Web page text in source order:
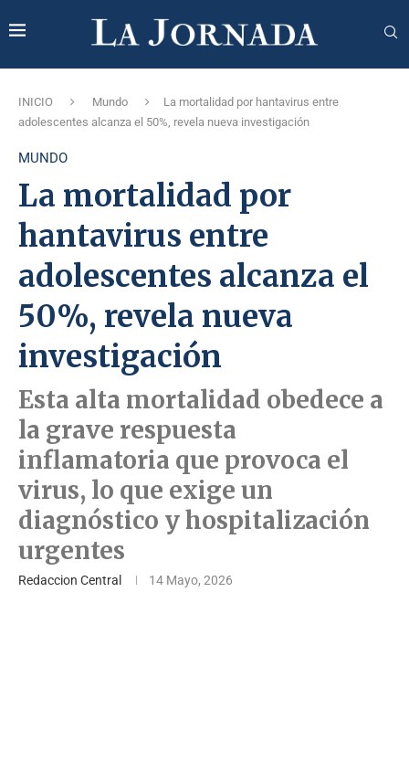
INICIO Mundo
La mortalidad por hantavirus entre
adolescentes alcanza el 50%, revela nueva investigación
MUNDO
La mortalidad por
hantavirus entre
adolescentes alcanza el
50%, revela nueva
investigación
Esta alta mortalidad obedece a
la grave respuesta
inflamatoria que provoca el
virus, lo que exige un
diagnóstico y hospitalización
urgentes
Redaccion Central 14 Mayo, 2026